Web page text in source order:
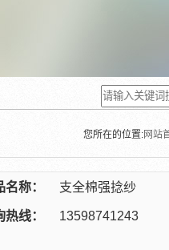
您所在的位置:网站
名称： 支全棉强捻纱
热线： 13598741243